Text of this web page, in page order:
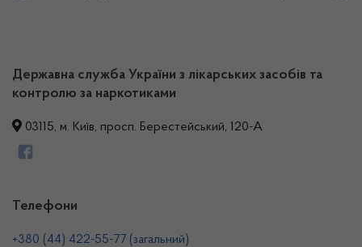
Державна служба України з лікарських засобів та
контролю за наркотиками
03115, м. Київ, просп. Берестейський, 120-А
Телефони
+380 (44) 422-55-77 (загальний)